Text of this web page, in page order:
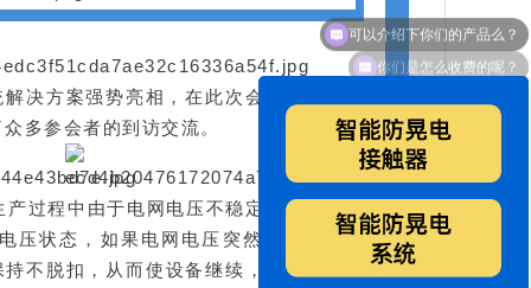
决方案强势亮相，在此次会议上
多参会者的到访交流。
过程中由于电网电压不稳定造成停机事
压状态，如果电网电压突然发生晃电现
不脱扣，从而使设备继续，避免生产事
你们是怎么收费的呢？